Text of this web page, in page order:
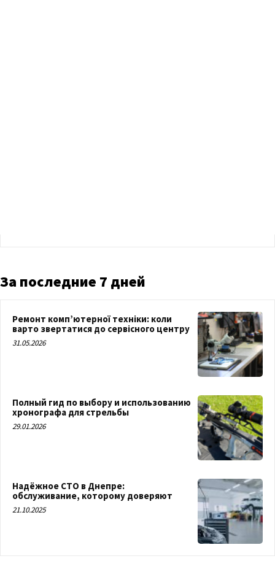
За последние 7 дней
Ремонт комп’ютерної техніки: коли
варто звертатися до сервісного центру
31.05.2026
Полный гид по выбору и использованию
хронографа для стрельбы
29.01.2026
Надёжное СТО в Днепре:
обслуживание, которому доверяют
21.10.2025